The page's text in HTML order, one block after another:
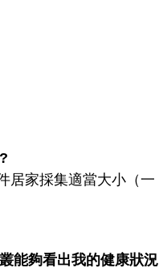
居家採集適當大小（一
能夠看出我的健康狀況